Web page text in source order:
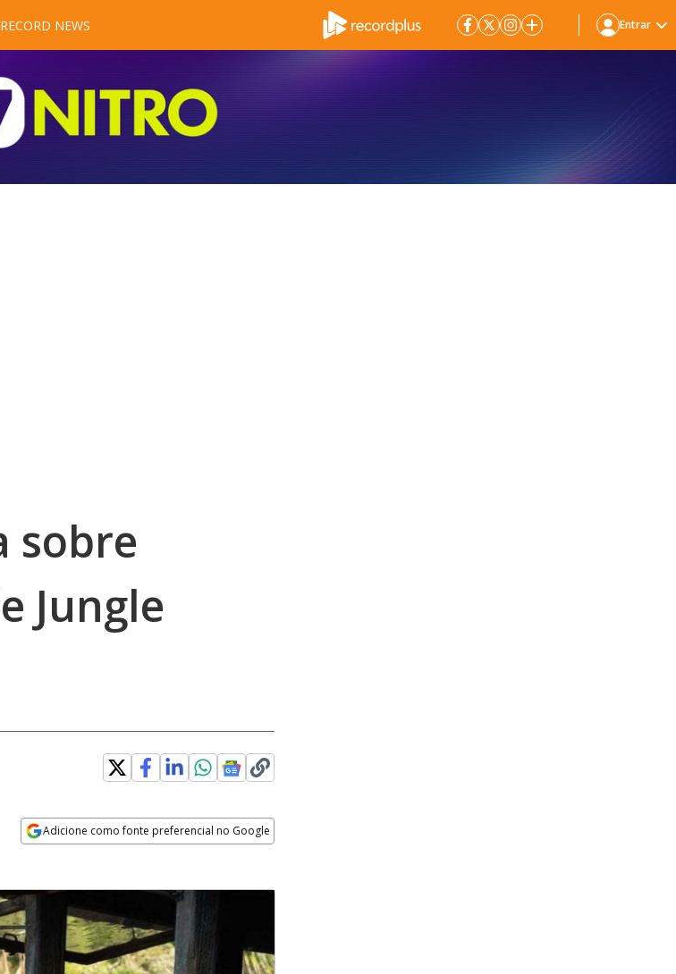
RECORD NEWS Entrar
sobre
Jungle
Adicione como fonte preferencial no Google